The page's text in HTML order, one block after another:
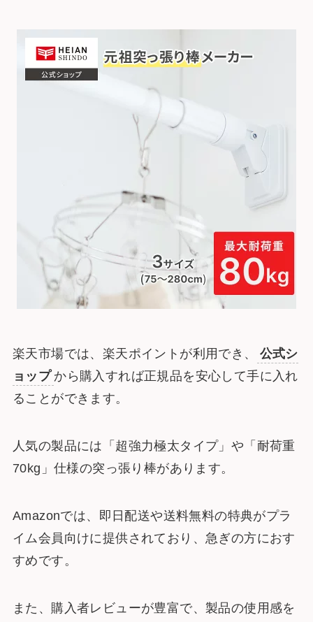
楽天市場では、楽天ポイントが利用でき、
公式シ
ョップ から購入すれば正規品を安心して手に入れ
ることができます。
人気の製品には「超強力極太タイプ」や「耐荷重
70kg」仕様の突っ張り棒があります。
Amazonでは、即日配送や送料無料の特典がプラ
イム会員向けに提供されており、急ぎの方におす
すめです。
また、購入者レビューが豊富で、製品の使用感を